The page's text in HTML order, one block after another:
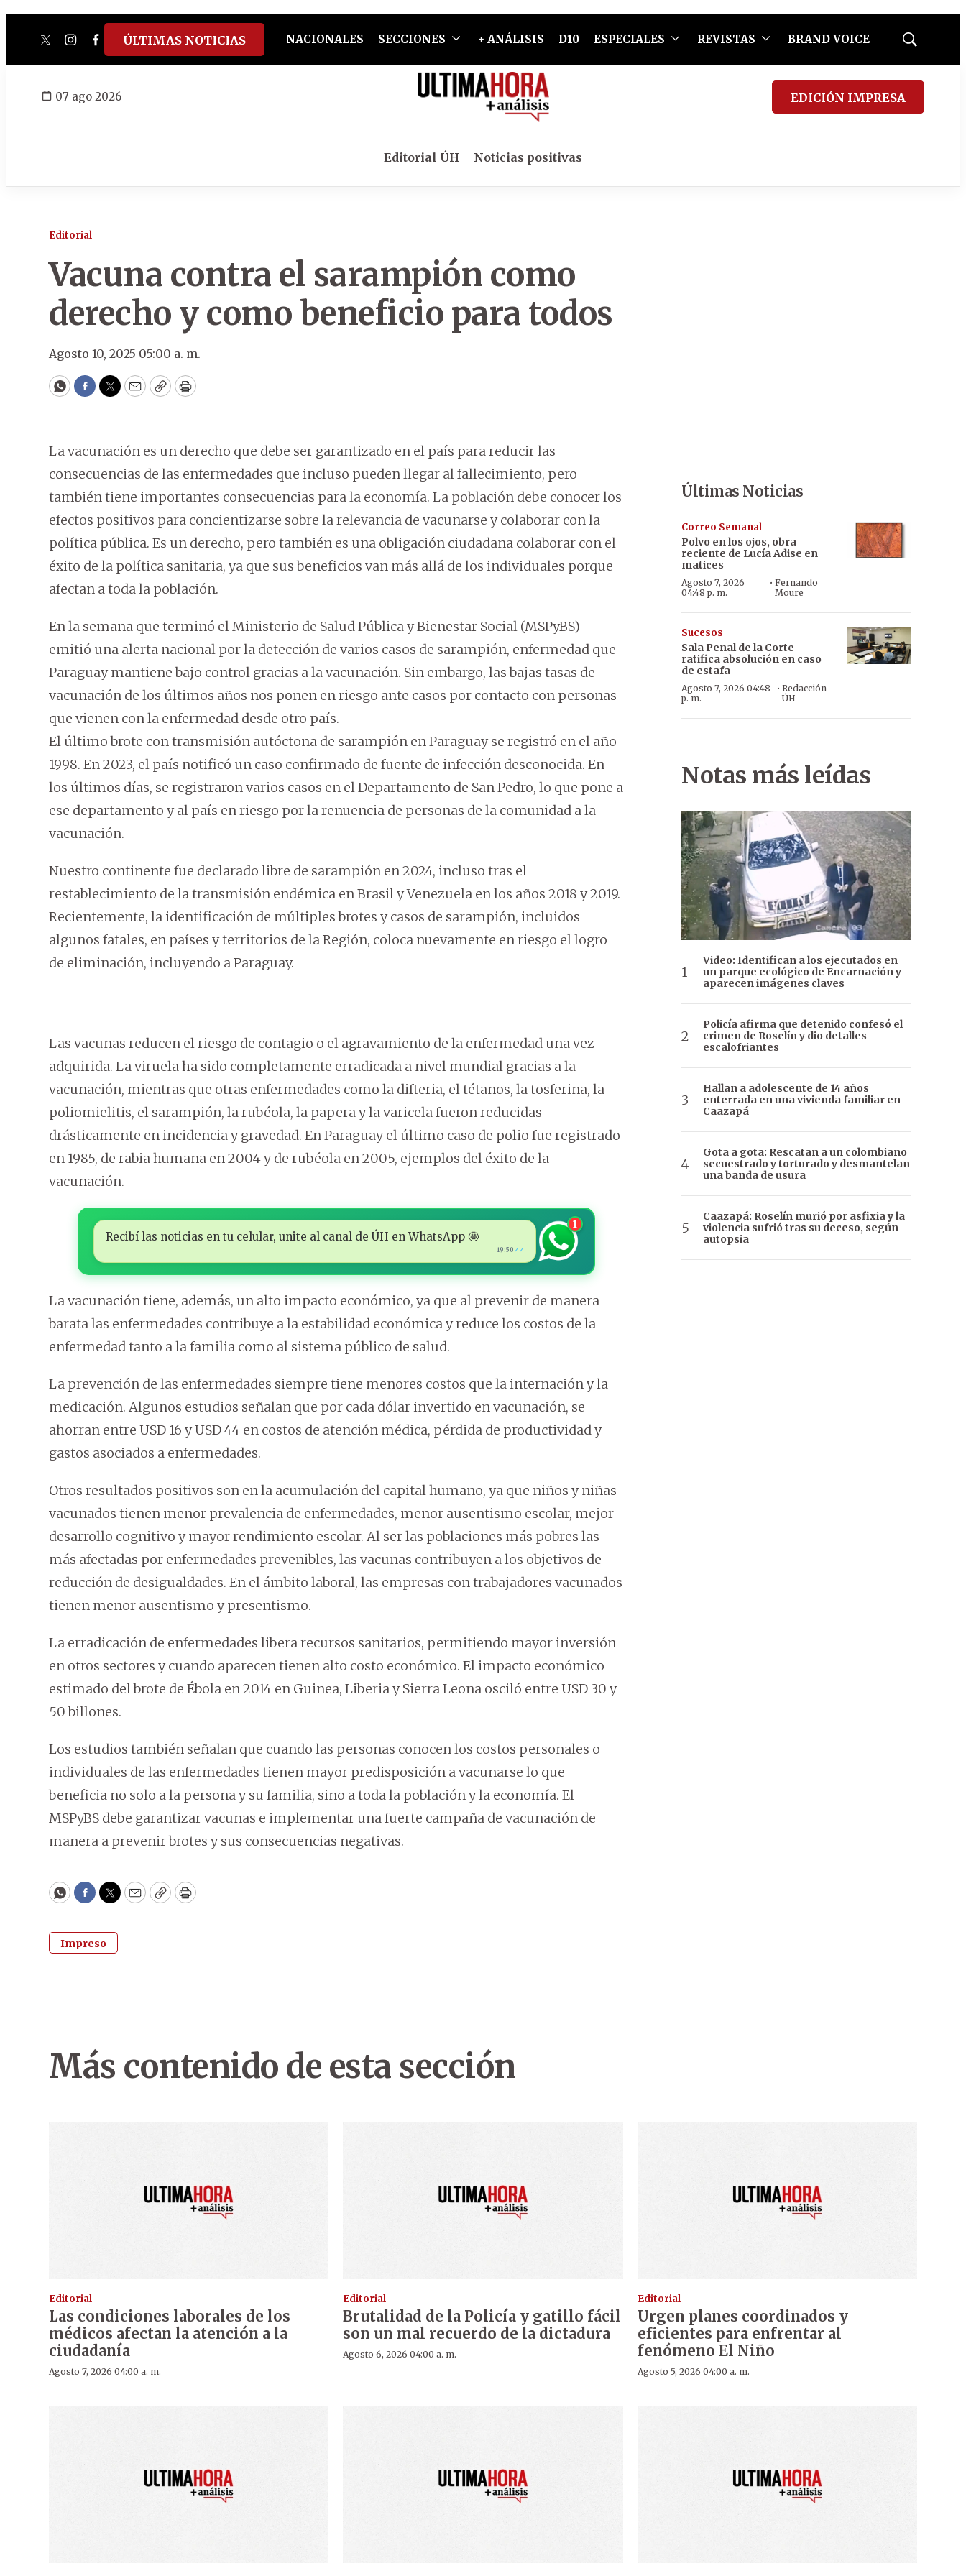
twitterinstagram
facebook
tiktokyoutube
spotify
ÚLTIMAS NOTICIAS NACIONALES SECCIONES + ANÁLISIS D10 ESPECIALES REVISTAS BRAND VOICE
Mostrar
07 ago 2026 EDICIÓN IMPRESA
Editorial ÚH Noticias positivas
Editorial
Vacuna contra el sarampión como
derecho y como beneficio para todos
Agosto 10, 2025 05:00 a. m.
WhatsApp
Facebook
Twitter
EmailCopyPrint
La vacunación es un derecho que debe ser garantizado en el país para reducir las
consecuencias de las enfermedades que incluso pueden llegar al fallecimiento, pero
también tiene importantes consecuencias para la economía. La población debe conocer los
efectos positivos para concientizarse sobre la relevancia de vacunarse y colaborar con la
política pública. Es un derecho, pero también es una obligación ciudadana colaborar con el
éxito de la política sanitaria, ya que sus beneficios van más allá de los individuales porque
afectan a toda la población.
En la semana que terminó el Ministerio de Salud Pública y Bienestar Social (MSPyBS)
emitió una alerta nacional por la detección de varios casos de sarampión, enfermedad que
Paraguay mantiene bajo control gracias a la vacunación. Sin embargo, las bajas tasas de
vacunación de los últimos años nos ponen en riesgo ante casos por contacto con personas
que vienen con la enfermedad desde otro país.
El último brote con transmisión autóctona de sarampión en Paraguay se registró en el año
1998. En 2023, el país notificó un caso confirmado de fuente de infección desconocida. En
los últimos días, se registraron varios casos en el Departamento de San Pedro, lo que pone a
ese departamento y al país en riesgo por la renuencia de personas de la comunidad a la
vacunación.
Nuestro continente fue declarado libre de sarampión en 2024, incluso tras el
restablecimiento de la transmisión endémica en Brasil y Venezuela en los años 2018 y 2019.
Recientemente, la identificación de múltiples brotes y casos de sarampión, incluidos
algunos fatales, en países y territorios de la Región, coloca nuevamente en riesgo el logro
de eliminación, incluyendo a Paraguay.
Las vacunas reducen el riesgo de contagio o el agravamiento de la enfermedad una vez
adquirida. La viruela ha sido completamente erradicada a nivel mundial gracias a la
vacunación, mientras que otras enfermedades como la difteria, el tétanos, la tosferina, la
poliomielitis, el sarampión, la rubéola, la papera y la varicela fueron reducidas
drásticamente en incidencia y gravedad. En Paraguay el último caso de polio fue registrado
en 1985, de rabia humana en 2004 y de rubéola en 2005, ejemplos del éxito de la
vacunación.
Recibí las noticias en tu celular, unite al canal de ÚH en WhatsApp 🤩
19:50 ✓✓
1
La vacunación tiene, además, un alto impacto económico, ya que al prevenir de manera
barata las enfermedades contribuye a la estabilidad económica y reduce los costos de la
enfermedad tanto a la familia como al sistema público de salud.
La prevención de las enfermedades siempre tiene menores costos que la internación y la
medicación. Algunos estudios señalan que por cada dólar invertido en vacunación, se
ahorran entre USD 16 y USD 44 en costos de atención médica, pérdida de productividad y
gastos asociados a enfermedades.
Otros resultados positivos son en la acumulación del capital humano, ya que niños y niñas
vacunados tienen menor prevalencia de enfermedades, menor ausentismo escolar, mejor
desarrollo cognitivo y mayor rendimiento escolar. Al ser las poblaciones más pobres las
más afectadas por enfermedades prevenibles, las vacunas contribuyen a los objetivos de
reducción de desigualdades. En el ámbito laboral, las empresas con trabajadores vacunados
tienen menor ausentismo y presentismo.
La erradicación de enfermedades libera recursos sanitarios, permitiendo mayor inversión
en otros sectores y cuando aparecen tienen alto costo económico. El impacto económico
estimado del brote de Ébola en 2014 en Guinea, Liberia y Sierra Leona osciló entre USD 30 y
50 billones.
Los estudios también señalan que cuando las personas conocen los costos personales o
individuales de las enfermedades tienen mayor predisposición a vacunarse lo que
beneficia no solo a la persona y su familia, sino a toda la población y la economía. El
MSPyBS debe garantizar vacunas e implementar una fuerte campaña de vacunación de
manera a prevenir brotes y sus consecuencias negativas.
WhatsApp
Facebook
Twitter
EmailCopyPrint
Impreso
Últimas Noticias
Correo Semanal
Polvo en los ojos, obra
reciente de Lucía Adise en
matices
Agosto 7, 2026
04:48 p. m.
·Fernando
Moure
Sucesos
Sala Penal de la Corte
ratifica absolución en caso
de estafa
Agosto 7, 2026 04:48
p. m.
· Redacción
ÚH
Notas más leídas
Video: Identifican a los ejecutados en
un parque ecológico de Encarnación y
aparecen imágenes claves
Policía afirma que detenido confesó el
crimen de Roselín y dio detalles
escalofriantes
Hallan a adolescente de 14 años
enterrada en una vivienda familiar en
Caazapá
Gota a gota: Rescatan a un colombiano
secuestrado y torturado y desmantelan
una banda de usura
Caazapá: Roselín murió por asfixia y la
violencia sufrió tras su deceso, según
autopsia
Más contenido de esta sección
Editorial
Las condiciones laborales de los
médicos afectan la atención a la
ciudadanía
Agosto 7, 2026 04:00 a. m.
Editorial
Brutalidad de la Policía y gatillo fácil
son un mal recuerdo de la dictadura
Agosto 6, 2026 04:00 a. m.
Editorial
Urgen planes coordinados y
eficientes para enfrentar al
fenómeno El Niño
Agosto 5, 2026 04:00 a. m.